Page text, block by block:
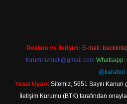
Reklam ve İletişim: E-mail:
forumhizmeti@gmail.com Whatsapp:
@karabul
Yasal Uyarı: Sitemiz, 5651 Sayılı
İletişim Kurumu (BTK) tarafından